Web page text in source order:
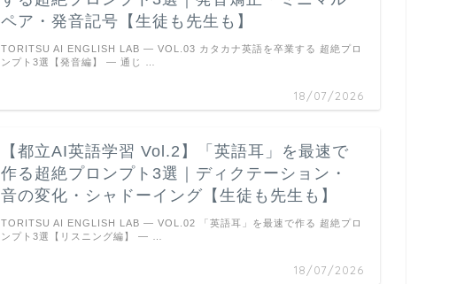
ペア・発音記号【生徒も先生も】
18/07/2026
TORITSU AI ENGLISH LAB — VOL.03 カタカナ英語を卒業する 超絶プロ
ンプト3選【発音編】 ― 通じ …
【都立AI英語学習 Vol.2】「英語耳」を最速で
作る超絶プロンプト3選｜ディクテーション・
音の変化・シャドーイング【生徒も先生も】
18/07/2026
TORITSU AI ENGLISH LAB — VOL.02 「英語耳」を最速で作る 超絶プロ
ンプト3選【リスニング編】 ― …